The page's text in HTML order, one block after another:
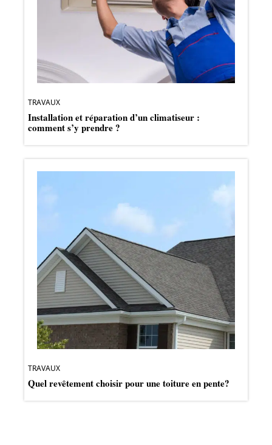
TRAVAUX
Installation et réparation d’un climatiseur :
comment s’y prendre ?
TRAVAUX
Quel revêtement choisir pour une toiture en pente?